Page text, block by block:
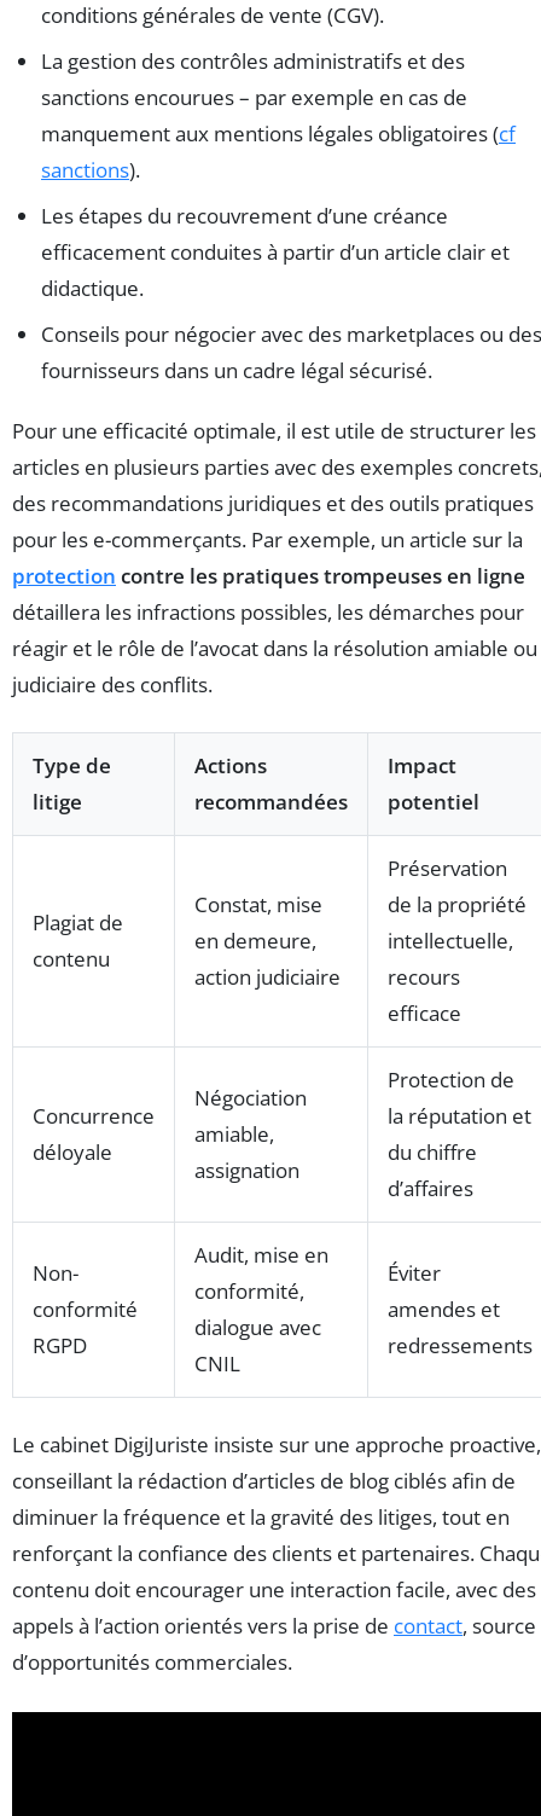
conditions générales de vente (CGV).
La gestion des contrôles administratifs et des
sanctions encourues – par exemple en cas de
manquement aux mentions légales obligatoires (cf
sanctions).
Les étapes du recouvrement d’une créance
efficacement conduites à partir d’un article clair et
didactique.
Conseils pour négocier avec des marketplaces ou des
fournisseurs dans un cadre légal sécurisé.
Pour une efficacité optimale, il est utile de structurer les
articles en plusieurs parties avec des exemples
des recommandations juridiques et des outils pratiques
pour les e-commerçants. Par exemple, un article sur la
protection contre les pratiques trompeuses en ligne
détaillera les infractions possibles, les démarches pour
réagir et le rôle de l’avocat dans la résolution amiable ou
judiciaire des conflits.
Type de
litige
Actions
recommandées
Impact
potentiel
Plagiat de
contenu
Constat, mise
en demeure,
action judiciaire
Préservation
de la propriété
intellectuelle,
recours
efficace
Concurrence
déloyale
Négociation
amiable,
assignation
Protection de
la réputation et
du chiffre
d’affaires
Non-
conformité
RGPD
Audit, mise en
conformité,
dialogue avec
CNIL
Éviter
amendes et
redressements
Le cabinet DigiJuriste insiste sur une approche proactive,
conseillant la rédaction d’articles de blog ciblés afin de
diminuer la fréquence et la gravité des litiges, tout en
renforçant la confiance des clients et partenaires.
contenu doit encourager une interaction facile, avec des
appels à l’action orientés vers la prise de contact, source
d’opportunités commerciales.